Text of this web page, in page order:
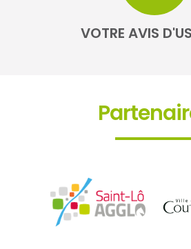
VOTRE AVIS